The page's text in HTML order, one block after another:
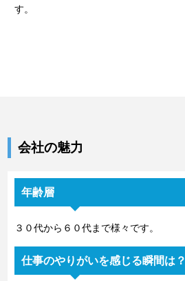
す。
会社の魅力
年齢層
３０代から６０代まで様々です。
仕事のやりがいを感じる瞬間は？